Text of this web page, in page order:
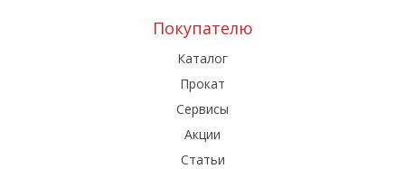
Покупателю
Каталог
Прокат
Сервисы
Акции
Статьи